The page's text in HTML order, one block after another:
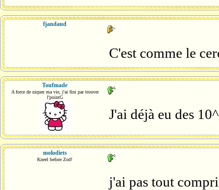
fjandaud
C'est comme le
Toufmade
A force de niquer ma vie, j'ai fini par trouver
l'pointG
J'ai déjà eu des
molodiets
Kneel before Zod!
j'ai pas tout